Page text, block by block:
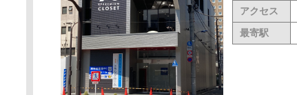
アクセス
最寄駅